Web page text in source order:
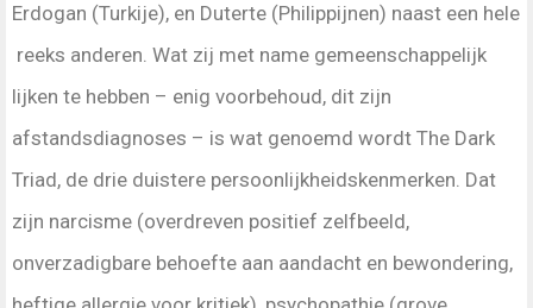
Erdogan (Turkije), en Duterte (Philippijnen) naast een hele
reeks anderen. Wat zij met name gemeenschappelijk
lijken te hebben – enig voorbehoud, dit zijn
afstandsdiagnoses – is wat genoemd wordt The Dark
Triad, de drie duistere persoonlijkheidskenmerken. Dat
zijn narcisme (overdreven positief zelfbeeld,
onverzadigbare behoefte aan aandacht en bewondering,